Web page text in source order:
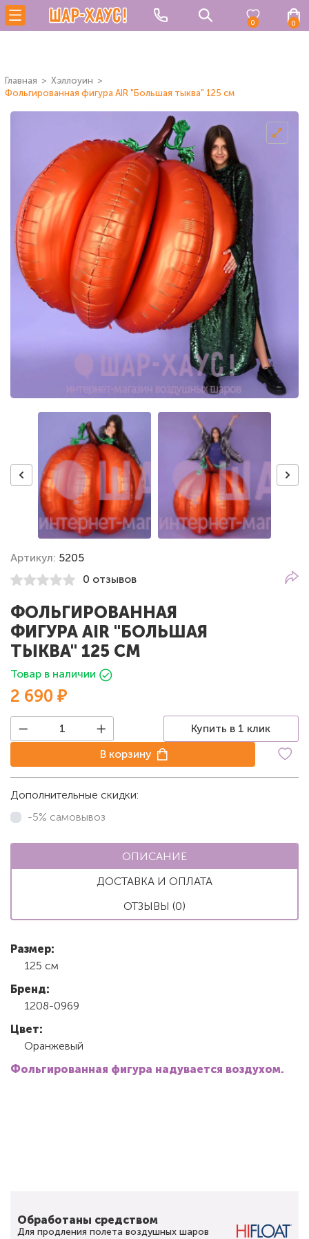
0 0
Главная
Хэллоуин
Фольгированная фигура AIR "Большая тыква" 125 см
Артикул: 5205
0 отзывов
ФОЛЬГИРОВАННАЯ
ФИГУРА AIR "БОЛЬШАЯ
ТЫКВА" 125 СМ
Товар в наличии
2 690 ₽
Купить в 1 клик
В корзину
Дополнительные скидки:
-5% самовывоз
ОПИСАНИЕ
ДОСТАВКА И ОПЛАТА
ОТЗЫВЫ (0)
Размер:
125 см
Бренд:
1208-0969
Цвет:
Оранжевый
Фольгированная фигура надувается воздухом.
Обработаны средством
Для продления полета воздушных шаров